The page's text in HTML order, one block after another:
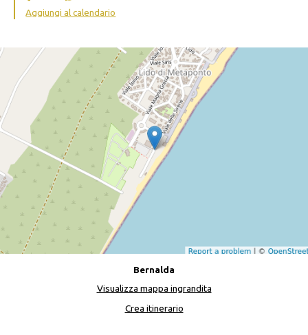
Aggiungi al calendario
Bernalda
Visualizza mappa ingrandita
Crea itinerario